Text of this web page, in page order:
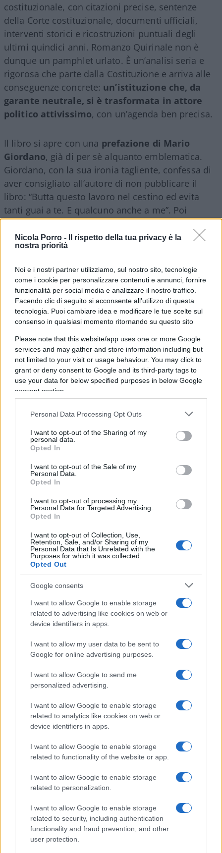
Nicola Porro -
Il rispetto della tua privacy è la
nostra priorità
Noi e i nostri partner utilizziamo, sul nostro sito, tecnologie
come i cookie per personalizzare contenuti e annunci, fornire
funzionalità per social media e analizzare il nostro traffico.
Facendo clic di seguito si acconsente all'utilizzo di questa
tecnologia. Puoi cambiare idea e modificare le tue scelte sul
consenso in qualsiasi momento ritornando su questo sito
Please note that this website/app uses one or more Google
services and may gather and store information including but
not limited to your visit or usage behaviour. You may click to
grant or deny consent to Google and its third-party tags to
use your data for below specified purposes in below Google
consent section.
Personal Data Processing Opt Outs
I want to opt-out of the Sharing of my
personal data.
Opted In
I want to opt-out of the Sale of my
Personal Data.
Opted In
I want to opt-out of processing my
Personal Data for Targeted Advertising.
Opted In
I want to opt-out of Collection, Use,
Retention, Sale, and/or Sharing of my
Personal Data that Is Unrelated with the
Purposes for which it was collected.
Opted Out
Google consents
I want to allow Google to enable storage
related to advertising like cookies on web or
device identifiers in apps.
I want to allow my user data to be sent to
Google for online advertising purposes.
I want to allow Google to send me
personalized advertising.
I want to allow Google to enable storage
related to analytics like cookies on web or
device identifiers in apps.
I want to allow Google to enable storage
related to functionality of the website or app.
I want to allow Google to enable storage
related to personalization.
I want to allow Google to enable storage
related to security, including authentication
functionality and fraud prevention, and other
user protection.
costituzionale, con citazioni precise, sentenze
della Corte costituzionale, documenti ufficiali,
interventi storici e ricostruzioni puntuali degli
ultimi quindici anni. Romanzo Quirinale non è
dunque un pamphlet urlato. È un’analisi seria e
rigorosa che parte dalla Costituzione e arriva alle
conseguenze concrete: un’istituzione che, da
garante neutrale, si è trasformata in attore
politico attivissimo, con un’agenda ben precisa.
Il libro si apre con una prefazione di Mario
Giordano, già di per sè alquanto emblematica.
Giordano, con la sua ironia tagliente, confessa di
aver consigliato all’autore di non pubblicare il
libro: “Butta questo lavoro nel cestino ed evita
tanti guai a te. E qualcuno anche a me”. Poi
ammette di essere contento che Balzano non
l’abbia ascoltato. E aggiunge che i libri valgono
per quello che scrive l’autore, non per le
rischi di toccare determinati equilibri.
Savino Balzano, dal canto suo,non risparmia
nessuno
. Parte dall’attualità più stretta: il capitolo
“Inconfessabilmente Meloni” smonta con
precisione chirurgica le dichiarazioni sul
premierato, mostrando come quella riforma
nascesse proprio dal sacrosanto tentativo di
arginare lo strapotere del Quirinale. Poi passa a
Giorgio Napolitano (“Il ritorno del Re”), ricostruito
come il presidente che ha aperto la stagione dei
governi tecnici, imposto Mario Monti e fatto
entrare a piene mani il vincolo esterno neoliberale
voluto da Bruxelles. Quindi Sergio Mattarella
(“Habemus Papam” e “Il papato più lungo della
gialloverde e il ruolo successivo nell’ancorare
l’Italia alle logiche del riarmo e del “partito della
guerra” euro-atlantico.
Leggi anche:
L’inganno sul Quirinale: non fatevi fregare, non
c’è mai stato un presidente “di destra”
Il filo rosso è chiaro e documentato
: il Quirinale
politica. Le ha spesso create o aggravate,
vampirizzando la sovranità popolare e
parlamentare in nome di un’agenda esterna
(Washington-Bruxelles-NATO) che la Costituzione
non prevede e che anzi contrasta con lo spirito
originario della Carta.
Insomma, Romanzo Quirinale, già in ristampa
nonostante lo scarso spazio mediatico riservatogli
in queste prime settimane (per ovvie ragioni),
è certamente un libro comodo. Ed è proprio per
questo motivo che andrebbe letto e approfondito.
Anche perché, come scrive lo stesso autore nelle